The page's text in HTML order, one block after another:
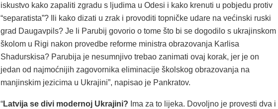
iskustvo kako zapaliti zgradu s ljudima u Odesi i kako krenuti u pobjedu protiv
“separatista”? Ili kako dizati u zrak i provoditi topničke udare na većinski ruski
grad Daugavpils? Je li Parubij govorio o tome što bi se dogodilo s ukrajinskom
školom u Rigi nakon provedbe reforme ministra obrazovanja Karlisa
Shadurskisa? Parubija je nesumnjivo trebao zanimati ovaj korak, jer je on
jedan od najmoćnijih zagovornika eliminacije školskog obrazovanja na
manjinskim jezicima u Ukrajini”, napisao je Pankratov.
“Latvija se divi modernoj Ukrajini? Ima za to lijeka. Dovoljno je provesti dva i